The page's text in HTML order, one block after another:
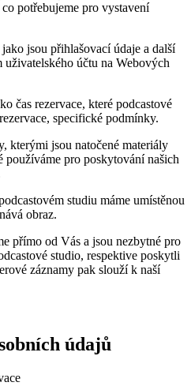
potřebujeme pro vystavení
jsou přihlašovací údaje a další
účtu na Webových
čas rezervace, které podcastové
specifické podmínky.
kterými jsou natočené materiály
používáme pro poskytování našich
studiu máme umístěnou
obraz.
přímo od Vás a jsou nezbytné pro
studio, respektive poskytli
záznamy pak slouží k naší
údajů